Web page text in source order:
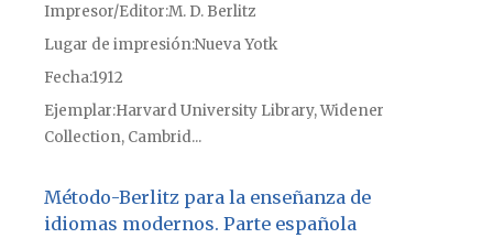
Impresor/Editor M. D. Berlitz
Lugar de impresiónNueva Yotk
Fecha1912
Ejemplar Harvard University Library, Widener
Collection, Cambrid...
Método-Berlitz para la enseñanza de
idiomas modernos. Parte española